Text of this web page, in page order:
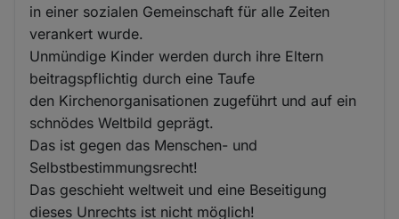
in einer sozialen Gemeinschaft für alle Zeiten
verankert wurde.
Unmündige Kinder werden durch ihre Eltern
beitragspflichtig durch eine Taufe
den Kirchenorganisationen zugeführt und auf ein
schnödes Weltbild geprägt.
Das ist gegen das Menschen- und
Selbstbestimmungsrecht!
Das geschieht weltweit und eine Beseitigung
dieses Unrechts ist nicht möglich!